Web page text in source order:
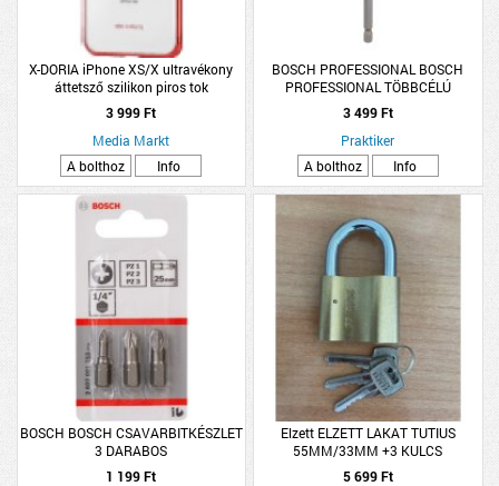
X-DORIA iPhone XS/X ultravékony
áttetsző szilikon piros tok
(3X2C3203B)
3 999 Ft
Media Markt
A bolthoz
Info
BOSCH PROFESSIONAL BOSCH
PROFESSIONAL TÖBBCÉLÚ
FÚRÓSZÁR MULTICONSTRUCTION
HEX-9 10X90MM
3 499 Ft
Praktiker
A bolthoz
Info
BOSCH BOSCH CSAVARBITKÉSZLET
3 DARABOS
1 199 Ft
Elzett ELZETT LAKAT TUTIUS
55MM/33MM +3 KULCS
5 699 Ft